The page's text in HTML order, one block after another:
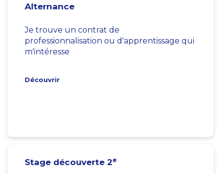
Alternance
Je trouve un contrat de
professionnalisation ou d'apprentissage qui
m'intéresse
Découvrir
Stage découverte 2e